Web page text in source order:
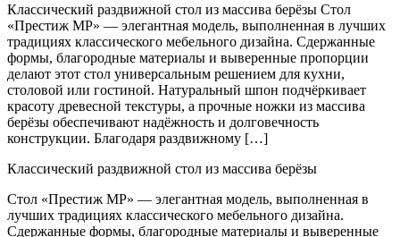
Классический раздвижной стол из массива берёзы Стол
«Престиж МР» — элегантная модель, выполненная в лучших
традициях классического мебельного дизайна. Сдержанные
формы, благородные материалы и выверенные пропорции
делают этот стол универсальным решением для кухни,
столовой или гостиной. Натуральный шпон подчёркивает
красоту древесной текстуры, а прочные ножки из массива
берёзы обеспечивают надёжность и долговечность
конструкции. Благодаря раздвижному […]
Классический раздвижной стол из массива берёзы
Стол «Престиж МР» — элегантная модель, выполненная в
лучших традициях классического мебельного дизайна.
Сдержанные формы, благородные материалы и выверенные